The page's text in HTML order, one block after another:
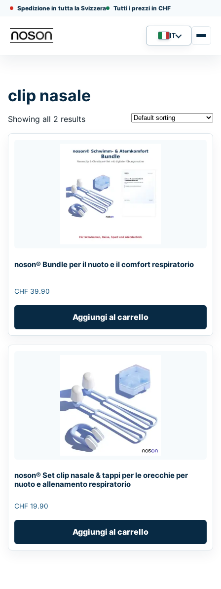
Spedizione in tutta la Svizzera Tutti i prezzi in CHF
Lingua
IT
clip nasale
Showing all 2 results
noson® Bundle per il nuoto e il comfort respiratorio
CHF 39.90
Aggiungi al carrello
noson® Set clip nasale & tappi per le orecchie per
nuoto e allenamento respiratorio
CHF 19.90
Aggiungi al carrello